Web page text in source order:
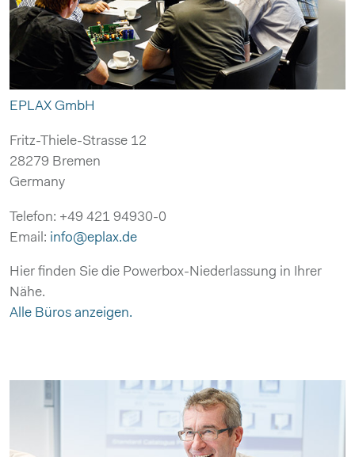
EPLAX GmbH
Fritz-Thiele-Strasse 12
28279 Bremen
Germany
Telefon: +49 421 94930-0
Email: info@eplax.de
Hier finden Sie die Powerbox-Niederlassung in Ihrer
Nähe.
Alle Büros anzeigen.